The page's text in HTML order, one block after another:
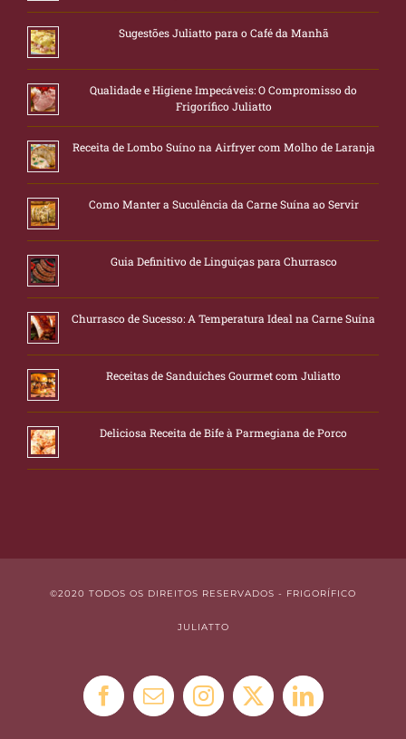
Sugestões Juliatto para o Café da Manhã
Qualidade e Higiene Impecáveis: O Compromisso do
Frigorífico Juliatto
Receita de Lombo Suíno na Airfryer com Molho de Laranja
Como Manter a Suculência da Carne Suína ao Servir
Guia Definitivo de Linguiças para Churrasco
Churrasco de Sucesso: A Temperatura Ideal na Carne Suína
Receitas de Sanduíches Gourmet com Juliatto
Deliciosa Receita de Bife à Parmegiana de Porco
©2020 TODOS OS DIREITOS RESERVADOS - FRIGORÍFICO
JULIATTO
Facebook
E-
Instagram
X LinkedIn